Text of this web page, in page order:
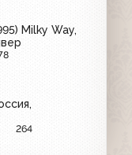
Milky Way,
264